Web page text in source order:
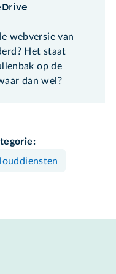
webversie van
Het staat
op de
dan wel?